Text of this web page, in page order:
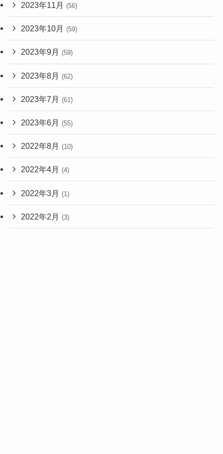
2023年11月 (56)
2023年10月 (59)
2023年9月 (59)
2023年8月 (62)
2023年7月 (61)
2023年6月 (55)
2022年8月 (10)
2022年4月 (4)
2022年3月 (1)
2022年2月 (3)